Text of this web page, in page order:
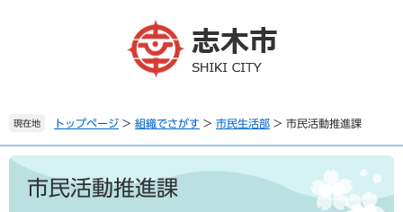
。
て
現在地 トップページ > 組織でさがす > 市民生活部 > 市民活動推進課
本
市民活動推進課